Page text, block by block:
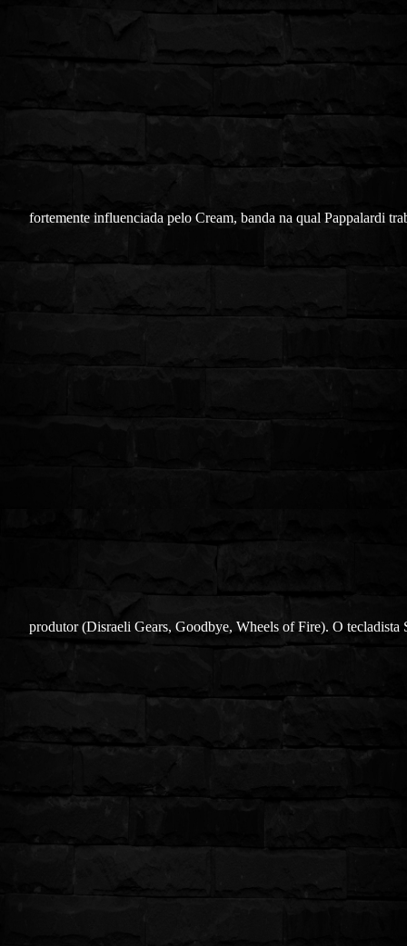
fortemente influenciada pelo Cream, banda na qual Pappalardi
produtor (Disraeli Gears, Goodbye, Wheels of Fire). O tecladista